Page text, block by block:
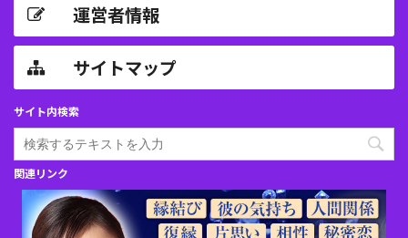
運営者情報
サイトマップ
サイト内検索
関連リンク